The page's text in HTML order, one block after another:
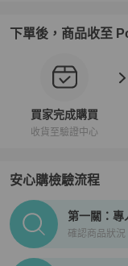
下單後，商品收至
買家完成購買
收貨至驗證中心
安心購檢驗流程
PopChill拍拍圈正品
第一關：專
確認商品狀